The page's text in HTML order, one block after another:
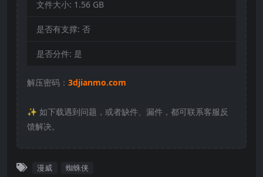
文件大小: 1.56 GB
是否有支撑: 否
是否分件: 是
解压密码： 3djianmo.com
✨️ 如下载遇到问题，或者缺件、漏件，都可联系客服反
馈解决。
漫威 蜘蛛侠